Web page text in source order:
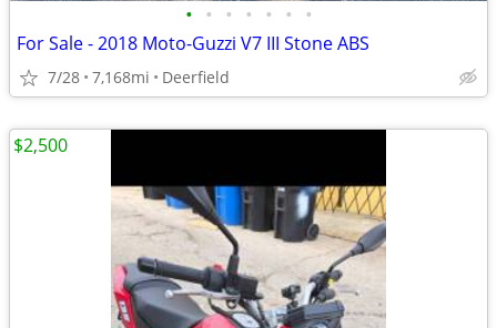
• • • • • • •
For Sale - 2018 Moto-Guzzi V7 III Stone ABS
7/28 7,168mi Deerfield
$2,500